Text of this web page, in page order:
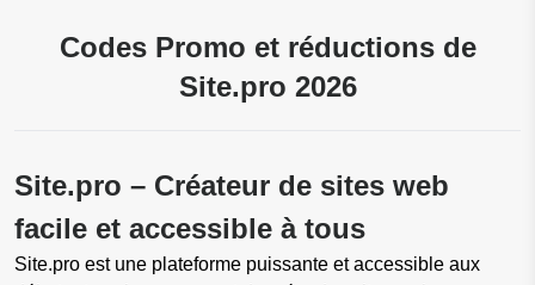
Codes Promo et réductions de
Site.pro 2026
Site.pro – Créateur de sites web
facile et accessible à tous
Site.pro est une plateforme puissante et accessible aux